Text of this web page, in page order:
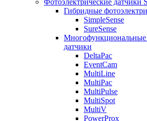
Фотоэлектрические датчики
Гибридные
SimpleSense
SureSense
Многофункциональные
датчики
DeltaPac
EventCam
MultiLine
MultiPac
MultiPulse
MultiSpot
MultiV
PowerProx